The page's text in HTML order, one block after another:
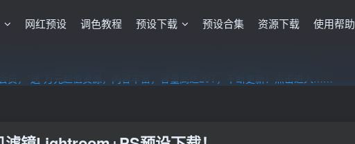
网红预设 调色教程 预设下载 预设合集 资源下载 使用帮助
员，”送“万元超值资源，内容丰富，容量高达20T，不断更新！点击进入……